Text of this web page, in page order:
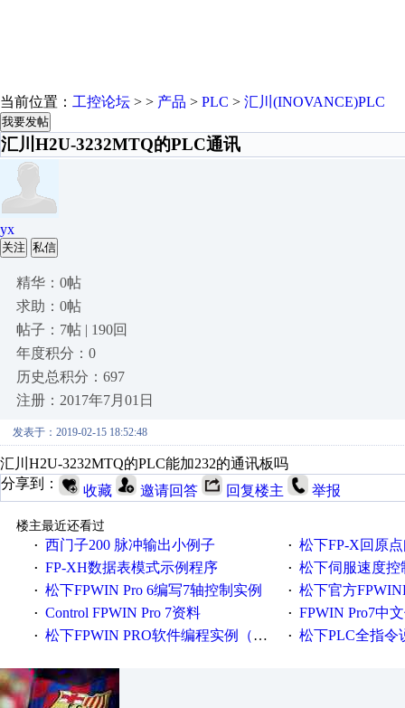
当前位置： 工控论坛 > > 产品 > PLC > 汇川(INOVANCE)PLC
我要发帖
汇川H2U-3232MTQ的PLC通讯
yx
关注 私信
精华：0帖
求助：0帖
帖子：7帖 | 190回
年度积分：0
历史总积分：697
注册：2017年7月01日
发表于：2019-02-15 18:52:48
汇川H2U-3232MTQ的PLC能加232的通讯板吗
分享到：
收藏 邀请回答 回复楼主 举报
楼主最近还看过
· 西门子200 脉冲输出小例子 · 松下FP-X回原
· FP-XH数据表模式示例程序 · 松下伺服速度控
· 松下FPWIN Pro 6编写7轴控制实例 · 松下官方
· Control FPWIN Pro 7资料 · FPWIN Pro7中文使
· 松下FPWIN PRO软件编程实例（脉冲输出相关指令） · 松下PLC全指令